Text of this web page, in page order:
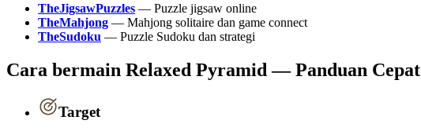
TheJigsawPuzzles — Puzzle jigsaw online
TheMahjong — Mahjong solitaire dan game connect
TheSudoku — Puzzle Sudoku dan strategi
Cara bermain Relaxed Pyramid — Panduan Cepat
Target